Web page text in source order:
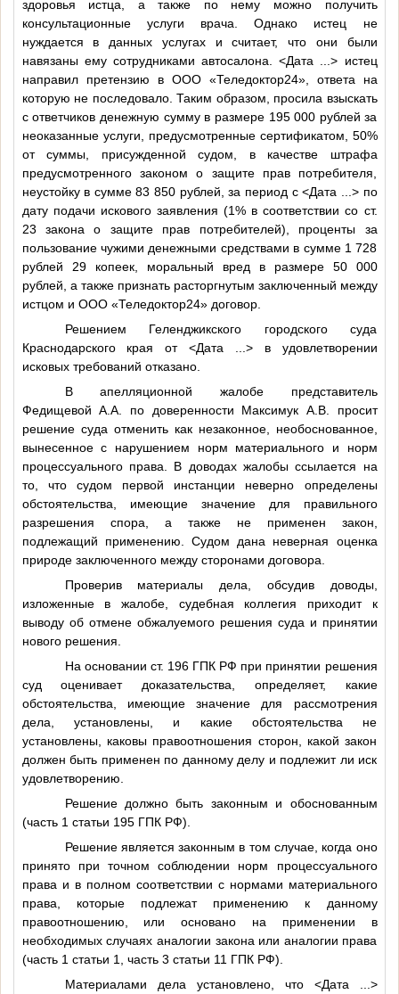
здоровья истца, а также по нему можно получить
консультационные услуги врача. Однако истец не
нуждается в данных услугах и считает, что они были
навязаны ему сотрудниками автосалона.<Дата ...> истец
направил претензию в ООО «Теледоктор24», ответа на
которую не последовало. Таким образом, просила взыскать
с ответчиков денежную сумму в размере 195 000 рублей за
неоказанные услуги, предусмотренные сертификатом, 50%
от суммы, присужденной судом, в качестве штрафа
предусмотренного законом о защите прав потребителя,
неустойку в сумме 83 850 рублей, за период с<Дата ...>по
дату подачи искового заявления (1% в соответствии со ст.
23 закона о защите прав потребителей), проценты за
пользование чужими денежными средствами в сумме 1 728
рублей 29 копеек, моральный вред в размере 50 000
рублей, а также признать расторгнутым заключенный между
истцом и ООО «Теледоктор24» договор.
Решением Геленджикского городского суда
Краснодарского края от <Дата ...>в удовлетворении
исковых требований отказано.
В апелляционной жалобе представитель
Федищевой А.А. по доверенности Максимук А.В. просит
решение суда отменить как незаконное, необоснованное,
вынесенное с нарушением норм материального и норм
процессуального права. В доводах жалобы ссылается на
то, что судом первой инстанции неверно определены
обстоятельства, имеющие значение для правильного
разрешения спора, а также не применен закон,
подлежащий применению. Судом дана неверная оценка
природе заключенного между сторонами договора.
Проверив материалы дела, обсудив доводы,
изложенные в жалобе, судебная коллегия приходит к
выводу об отмене обжалуемого решения суда и принятии
нового решения.
На основании ст. 196 ГПК РФ при принятии решения
суд оценивает доказательства, определяет, какие
обстоятельства, имеющие значение для рассмотрения
дела, установлены, и какие обстоятельства не
установлены, каковы правоотношения сторон, какой закон
должен быть применен по данному делу и подлежит ли иск
удовлетворению.
Решение должно быть законным и обоснованным
(часть 1 статьи 195 ГПК РФ).
Решение является законным в том случае, когда оно
принято при точном соблюдении норм процессуального
права и в полном соответствии с нормами материального
права, которые подлежат применению к данному
правоотношению, или основано на применении в
необходимых случаях аналогии закона или аналогии права
(часть 1 статьи 1, часть 3 статьи 11 ГПК РФ).
Материалами дела установлено, что <Дата ...>